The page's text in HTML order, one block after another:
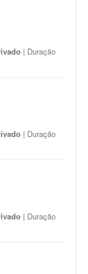
| Duração
| Duração
| Duração